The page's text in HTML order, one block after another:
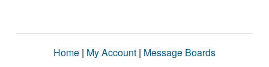
Home | My Account | Message Boards